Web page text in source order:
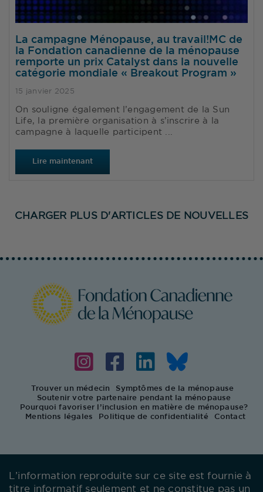
La campagne Ménopause, au travail!MC de
la Fondation canadienne de la ménopause
remporte un prix Catalyst dans la nouvelle
catégorie mondiale « Breakout Program »
15 janvier 2025
On souligne également l’engagement de la Sun
Life, la première organisation à s’inscrire à la
campagne à laquelle participent ...
Lire maintenant
CHARGER PLUS D'ARTICLES DE NOUVELLES
Trouver un médecin
Symptômes de la ménopause
Soutenir votre partenaire pendant la ménopause
Pourquoi favoriser l’inclusion en matière de ménopause?
Mentions légales
Politique de confidentialité Contact
L’information reproduite sur ce site est fournie à
titre informatif seulement et ne constitue pas un